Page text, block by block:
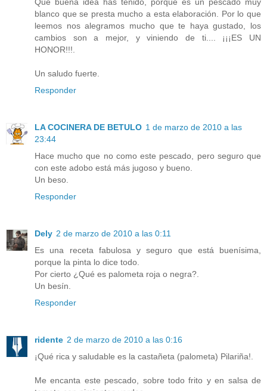
Qué buena idea has tenido, porque es un pescado muy
blanco que se presta mucho a esta elaboración. Por lo que
leemos nos alegramos mucho que te haya gustado, los
cambios son a mejor, y viniendo de ti.... ¡¡¡ES UN
HONOR!!!.
Un saludo fuerte.
Responder
LA COCINERA DE BETULO 1 de marzo de 2010 a las
23:44
Hace mucho que no como este pescado, pero seguro que
con este adobo está más jugoso y bueno.
Un beso.
Responder
Dely 2 de marzo de 2010 a las 0:11
Es una receta fabulosa y seguro que está buenísima,
porque la pinta lo dice todo.
Por cierto ¿Qué es palometa roja o negra?.
Un besín.
Responder
ridente 2 de marzo de 2010 a las 0:16
¡Qué rica y saludable es la castañeta (palometa) Pilariña!.
Me encanta este pescado, sobre todo frito y en salsa de